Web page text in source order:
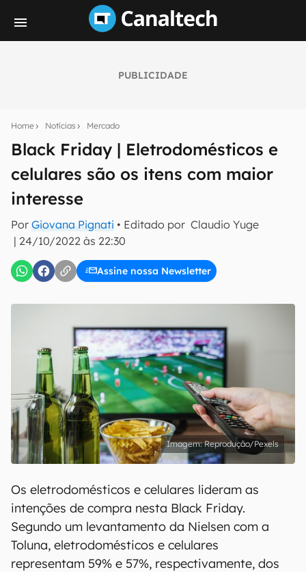
PUBLICIDADE
Home Notícias Mercado
Black Friday | Eletrodomésticos e
celulares são os itens com maior
interesse
Por Giovana Pignati • Editado por Claudio Yuge
| 24/10/2022 às 22:30
Assine nossa Newsletter
notícias e reviews sobre tecnologia em primeira
mão.
E-mail
inscreva-se
Confirmo que li, aceito e concordo com os Termos de
Uso e Política de Privacidade do Canaltech.
Reprodução/Pexels
Os eletrodomésticos e celulares lideram as
intenções de compra nesta Black Friday.
Segundo um levantamento da Nielsen com a
Toluna, eletrodomésticos e celulares
representam 59% e 57%, respectivamente, dos